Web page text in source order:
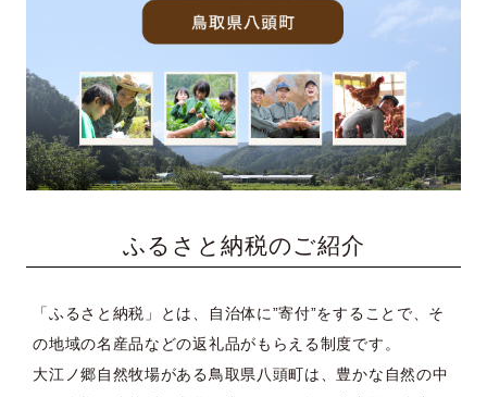
ふるさと納税のご紹介
「ふるさと納税」とは、自治体に”寄付”をすることで、そ
の地域の名産品などの返礼品がもらえる制度です。
大江ノ郷自然牧場がある鳥取県八頭町は、豊かな自然の中